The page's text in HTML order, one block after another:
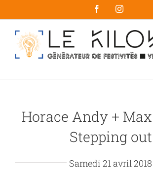
au
contenu
FacebookInstagram
Horace Andy +
Stepping out
Samedi 21 avril 2018